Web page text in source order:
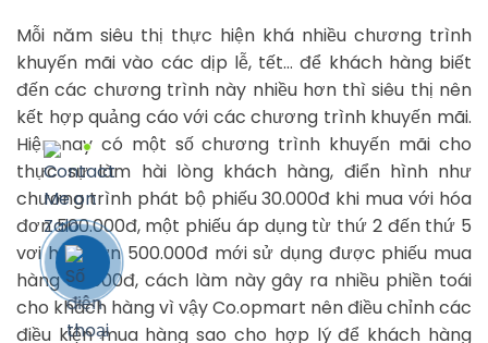
Mỗi năm siêu thị thực hiện khá nhiều chương trình
khuyến mãi vào các dịp lễ, tết… để khách hàng biết
đến các chương trình này nhiều hơn thì siêu thị nên
kết hợp quảng cáo với các chương trình khuyến mãi.
Hiện nay có một số chương trình khuyến mãi cho
thực sự làm hài lòng khách hàng, điển hình như
chương trình phát bộ phiếu 30.000đ khi mua với hóa
đơn 500.000đ, một phiếu áp dụng từ thứ 2 đến thứ 5
vơi hóa đơn 500.000đ mới sử dụng được phiếu mua
hàng 30.000đ, cách làm này gây ra nhiều phiền toái
cho khách hàng vì vậy Co.opmart nên điều chỉnh các
điều kiện mua hàng sao cho hợp lý để khách hàng